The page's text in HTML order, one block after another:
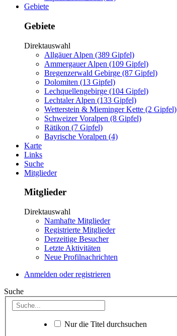
Gebiete
Gebiete
Direktauswahl
Allgäuer Alpen (389 Gipfel)
Ammergauer Alpen (109 Gipfel)
Bregenzerwald Gebirge (87 Gipfel)
Dolomiten (13 Gipfel)
Lechquellengebirge (104 Gipfel)
Lechtaler Alpen (133 Gipfel)
Wetterstein & Mieminger Kette (2 Gipfel)
Schweizer Voralpen (8 Gipfel)
Rätikon (7 Gipfel)
Bayrische Voralpen (4)
Karte
Links
Suche
Mitglieder
Mitglieder
Direktauswahl
Namhafte Mitglieder
Registrierte Mitglieder
Derzeitige Besucher
Letzte Aktivitäten
Neue Profilnachrichten
Anmelden oder registrieren
Suche
Nur die Titel durchsuchen